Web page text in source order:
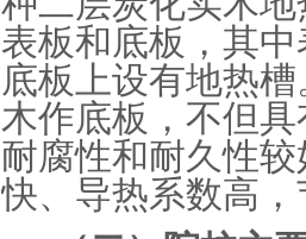
表板和底板，其
底板上设有地热
木作底板，不但
耐腐性和耐久性
快、导热系数高